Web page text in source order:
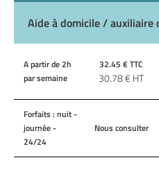
Aide à domicile / auxiliaire
A partir de 2h
par semaine
32.45 € TTC
30.78€ HT
Forfaits : nuit -
journée -
24/24
Nous consulter